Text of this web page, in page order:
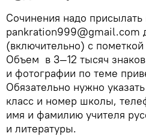
Сочинения надо присылать
pankration999@gmail.com
(включительно) с
Объем в 3—12 тысяч
и фотографии по теме
Обязательно нужно
класс и номер школы,
имя и фамилию учителя
и литературы.